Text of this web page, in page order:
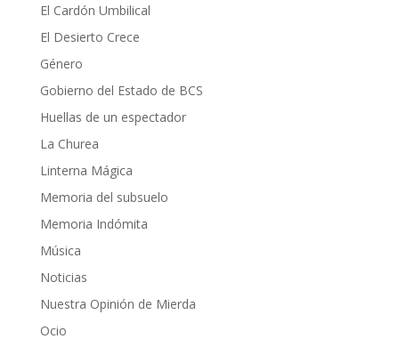
El Cardón Umbilical
El Desierto Crece
Género
Gobierno del Estado de BCS
Huellas de un espectador
La Churea
Linterna Mágica
Memoria del subsuelo
Memoria Indómita
Música
Noticias
Nuestra Opinión de Mierda
Ocio